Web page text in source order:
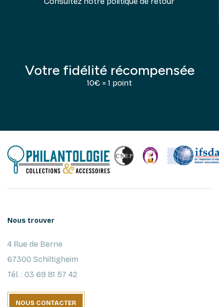
Votre fidélité récompensée
10€ = 1 point
Nous trouver
4 Rue de Berne
67300 Schiltigheim
Tél. : 03 69 81 57 42
NOUS CONTACTER